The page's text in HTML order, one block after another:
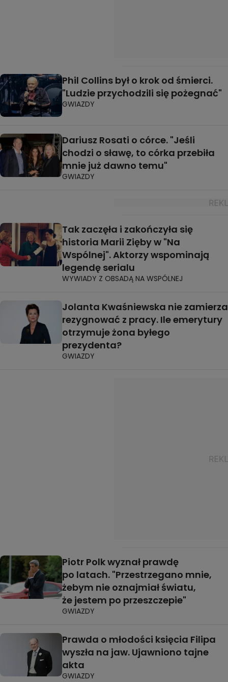
Phil Collins był o krok od śmierci.
"Ludzie przychodzili się pożegnać"
GWIAZDY
Dariusz Rosati o córce. "Jeśli
chodzi o sławę, to córka przebiła
mnie już dawno temu"
GWIAZDY
Tak zaczęła i zakończyła się
historia Marii Zięby w "Na
Wspólnej". Aktorzy wspominają
legendę serialu
WYWIADY Z OBSADĄ NA WSPÓLNEJ
Jolanta Kwaśniewska nie zamierza
rezygnować z pracy. Ile emerytury
otrzymuje żona byłego
prezydenta?
GWIAZDY
Piotr Polk wyznał prawdę
po latach. "Przestrzegano mnie,
żebym nie oznajmiał światu,
że jestem po przeszczepie"
GWIAZDY
Prawda o młodości księcia Filipa
wyszła na jaw. Ujawniono tajne
akta
GWIAZDY